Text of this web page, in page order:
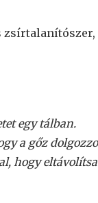
egy tálban.
a gőz
hogy eltávolítsa